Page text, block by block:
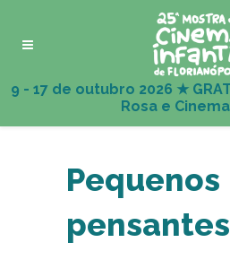
Pequenos
pensantes